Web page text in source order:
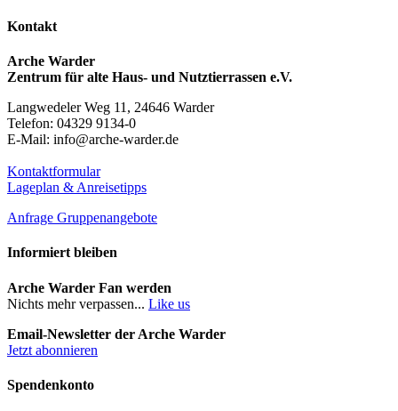
Kontakt
Arche Warder
Zentrum für alte Haus- und Nutztierrassen e.V.
Langwedeler Weg 11, 24646 Warder
Telefon: 04329 9134-0
E-Mail: info@arche-warder.de
Kontaktformular
Lageplan & Anreisetipps
Anfrage Gruppenangebote
Informiert bleiben
Arche Warder Fan werden
Nichts mehr verpassen... Like us
Email-Newsletter der Arche Warder
Jetzt abonnieren
Spendenkonto